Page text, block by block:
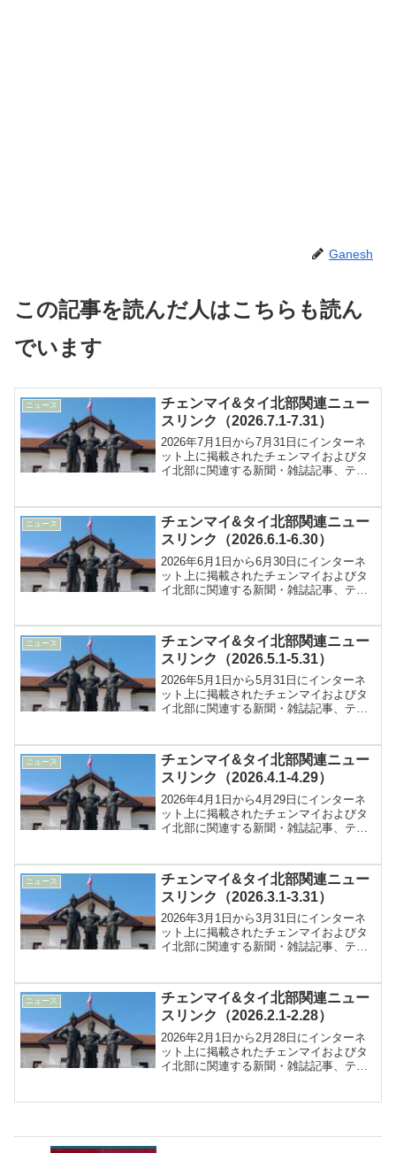
Ganesh
この記事を読んだ人はこちらも読ん
でいます
ニュース
チェンマイ&タイ北部関連ニュー
スリンク（2026.7.1-7.31）
2026年7月1日から7月31日にインターネ
ット上に掲載されたチェンマイおよびタ
イ北部に関連する新聞・雑誌記事、テレ
ニュース
チェンマイ&タイ北部関連ニュー
スリンク（2026.6.1-6.30）
2026年6月1日から6月30日にインターネ
ット上に掲載されたチェンマイおよびタ
イ北部に関連する新聞・雑誌記事、テレ
ニュース
チェンマイ&タイ北部関連ニュー
スリンク（2026.5.1-5.31）
2026年5月1日から5月31日にインターネ
ット上に掲載されたチェンマイおよびタ
イ北部に関連する新聞・雑誌記事、テレ
ニュース
チェンマイ&タイ北部関連ニュー
スリンク（2026.4.1-4.29）
2026年4月1日から4月29日にインターネ
ット上に掲載されたチェンマイおよびタ
イ北部に関連する新聞・雑誌記事、テレ
ニュース
チェンマイ&タイ北部関連ニュー
スリンク（2026.3.1-3.31）
2026年3月1日から3月31日にインターネ
ット上に掲載されたチェンマイおよびタ
イ北部に関連する新聞・雑誌記事、テレ
ニュース
チェンマイ&タイ北部関連ニュー
スリンク（2026.2.1-2.28）
2026年2月1日から2月28日にインターネ
ット上に掲載されたチェンマイおよびタ
イ北部に関連する新聞・雑誌記事、テレ